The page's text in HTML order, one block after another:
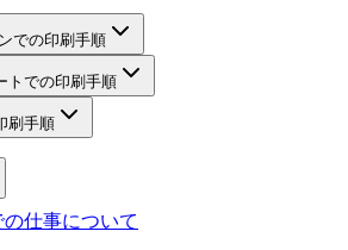
での印刷手順
トでの印刷手順
刷手順
仕事について